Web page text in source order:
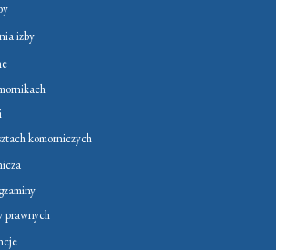
izby
komorniczych
prawnych